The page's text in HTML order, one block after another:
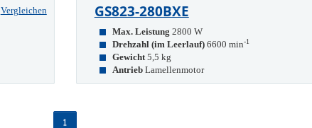
Vergleichen
GS823-280BXE
Max. Leistung 2800 W
Drehzahl (im Leerlauf) 6600 min-1
Gewicht 5,5 kg
Antrieb Lamellenmotor
1